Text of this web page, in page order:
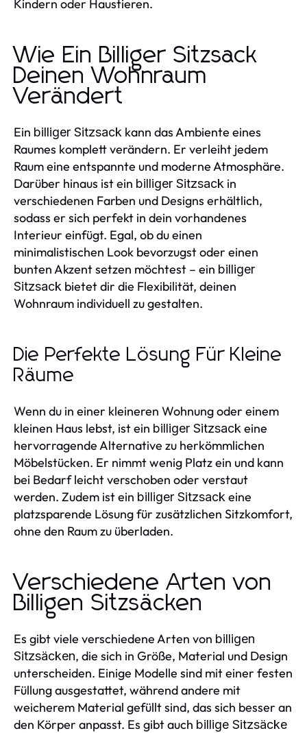
Kindern oder Haustieren.
Wie Ein Billiger Sitzsack
Deinen Wohnraum
Verändert
Ein billiger Sitzsack kann das Ambiente eines
Raumes komplett verändern. Er verleiht jedem
Raum eine entspannte und moderne Atmosphäre.
Darüber hinaus ist ein billiger Sitzsack in
verschiedenen Farben und Designs erhältlich,
sodass er sich perfekt in dein vorhandenes
Interieur einfügt. Egal, ob du einen
minimalistischen Look bevorzugst oder einen
bunten Akzent setzen möchtest – ein billiger
Sitzsack bietet dir die Flexibilität, deinen
Wohnraum individuell zu gestalten.
Die Perfekte Lösung Für Kleine
Räume
Wenn du in einer kleineren Wohnung oder einem
kleinen Haus lebst, ist ein billiger Sitzsack eine
hervorragende Alternative zu herkömmlichen
Möbelstücken. Er nimmt wenig Platz ein und kann
bei Bedarf leicht verschoben oder verstaut
werden. Zudem ist ein billiger Sitzsack eine
platzsparende Lösung für zusätzlichen Sitzkomfort,
ohne den Raum zu überladen.
Verschiedene Arten von
Billigen Sitzsäcken
Es gibt viele verschiedene Arten von billigen
Sitzsäcken, die sich in Größe, Material und Design
unterscheiden. Einige Modelle sind mit einer festen
Füllung ausgestattet, während andere mit
weicherem Material gefüllt sind, das sich besser an
den Körper anpasst. Es gibt auch billige Sitzsäcke